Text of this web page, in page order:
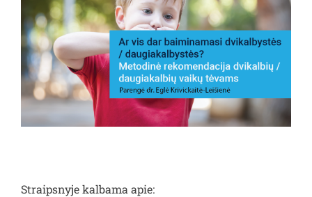
Straipsnyje kalbama apie: